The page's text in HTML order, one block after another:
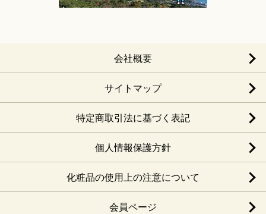
会社概要
サイトマップ
特定商取引法に基づく表記
個人情報保護方針
化粧品の使用上の注意について
会員ページ